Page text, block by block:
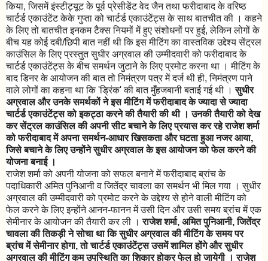
किया, जिसमें इंस्टीट्यूट के पूर्व प्रेसीडेंट वेद जैन तथा फरीदाबाद के वरिष्ठ
चार्टर्ड एकाउंटेंट केके गुप्ता को चार्टर्ड एकाउंटेंट्स के साथ बातचीत की । कहने
के लिए तो बातचीत इनकम टैक्स नियमों में हुए संशोधनों पर हुई, लेकिन लोगों के
बीच यह कोई दबी/छिपी बात नहीं थी कि इस मीटिंग का वास्तविक उद्देश्य सेंट्रल
काउंसिल के लिए प्रस्तुत सुधीर अग्रवाल की उम्मीदवारी को फरीदाबाद के
चार्टर्ड एकाउंटेंट्स के बीच समर्थन जुटाने के लिए प्रमोट करना था । मीटिंग के
बाद डिनर के आयोजन की बात तो निमंत्रण पत्र में दर्ज थी ही, निमंत्रण पाने
वाले लोगों का कहना था कि 'ड्रिंक' की बात मुँहजबानी बताई गई थी ।सुधीर
अग्रवाल और उनके समर्थकों ने इस मीटिंग में फरीदाबाद के ज्यादा से ज्यादा
चार्टर्ड एकाउंटेंट्स को इकट्ठा करने की तैयारी की थी । उनकी तैयारी को देख
कर सेंट्रल काउंसिल की अपनी सीट बचाने के लिए प्रयास कर रहे राजेश शर्मा
को फरीदाबाद में अपना समर्थन-आधार खिसकता और घटता हुआ नजर आया,
जिसे बचाने के लिए उन्होंने सुधीर अग्रवाल के इस आयोजन को फेल करने की
योजना बनाई ।
राजेश शर्मा को अपनी योजना को सफल बनाने में फरीदाबाद ब्रांच के
पदाधिकारी अमित पुनिआनी व जितेंद्र चावला का समर्थन भी मिल गया । सुधीर
अग्रवाल की उम्मीदवारी को प्रमोट करने के उद्देश्य से होने वाली मीटिंग को
फेल करने के लिए इन्होंने आनन-फानन में उसी दिन और उसी समय ब्रांच में एक
सेमीनार के आयोजन की तैयारी कर ली ।राजेश शर्मा, अमित पुनिआनी, जितेंद्र
चावला की तिकड़ी ने सोचा था कि सुधीर अग्रवाल की मीटिंग के समय पर
ब्रांच में सेमीनार होगा, तो चार्टर्ड एकाउंटेंट्स उसमें शामिल होंगे और सुधीर
अग्रवाल की मीटिंग कम उपस्थिति का शिकार होकर फेल हो जायेगी । राजेश